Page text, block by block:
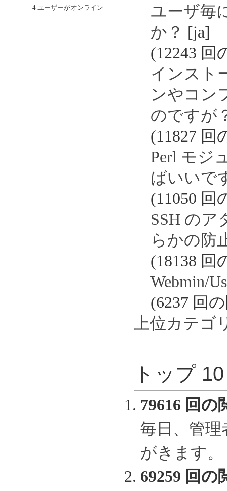
4 ユーザーがオンライン
ユーザ毎
か？ [ja]
(12243 回
インスト
ンやコン
のですが
(11827 回
Perl モジ
ばいいで
(11050 回
SSH のア
らかの防
(18138 回
Webmin/
(6237 回
上位カテゴ
トップ
79616 回の
毎日、管
がきます。
69259 回の